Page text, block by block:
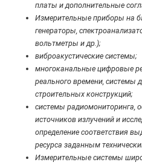
платы и дополнительные
Измерительные приборы на
генераторы,
вольтметры и др.);
виброакустические системы;
многоканальные цифровые
реального времени, системы
строительных конструкций;
системы радиомониторинга,
источников излучений и
определение соответствия
ресурса заданным
Измерительные системы